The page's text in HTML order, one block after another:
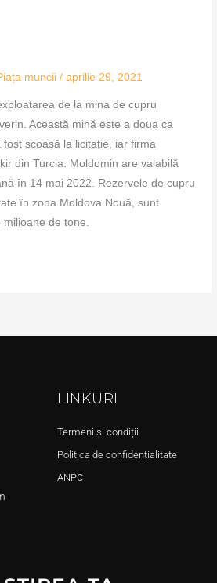
muncii /aprilie 29, 2021
de la mina de cupru
Această mină este a doua ca
scoasă la licitație, iar firma
din Turcia. Moldomin are valabilă
în 14 mai 2022. Rezervele de cupru
în zona Moldova Nouă, sunt
de tone.
LINKURI
Termeni și condiții
Politica de confidențialitate
ANPC